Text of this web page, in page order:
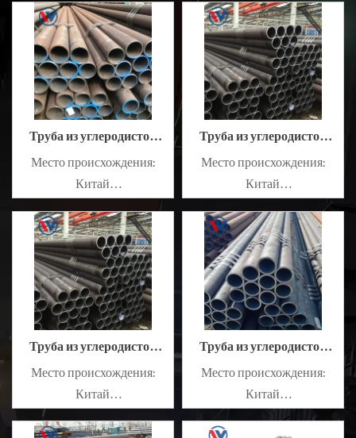
немасляный: немасляный
Сплав или нет: не сплав
немасляный: немасляный
Сплав или нет: не сплав
Труба из углеродистой
стали 10#
Место происхождения:
Китай
немасляный: немасляный
Сплав или нет: не сплав
Труба из углеродистой
стали A315
Место происхождения:
Китай
немасляный: немасляный
Сплав или нет: не сплав
Труба из углеродистой
Место происхождения:
Китай
Труба из углеродистой
Место происхождения:
Китай
Масляный или